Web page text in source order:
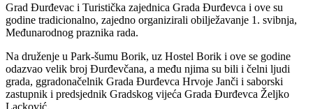
Grad Đurđevac i Turistička zajednica Grada Đurđevca i ove su
godine tradicionalno, zajedno organizirali obilježavanje 1. svibnja,
Međunarodnog praznika rada.
Na druženje u Park-šumu Borik, uz Hostel Borik i ove se godine
odazvao velik broj Đurđevčana, a među njima su bili i čelni ljudi
grada, ggradonačelnik Grada Đurđevca Hrvoje Janči i saborski
zastupnik i predsjednik Gradskog vijeća Grada Đurđevca Željko
Lacković.